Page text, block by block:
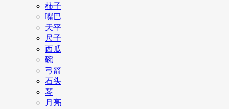
柿子
嘴巴
天平
尺子
西瓜
碗
弓箭
石头
琴
月亮